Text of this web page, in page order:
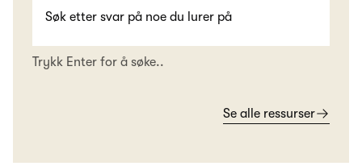
Trykk Enter for å søke..
Se alle ressurser